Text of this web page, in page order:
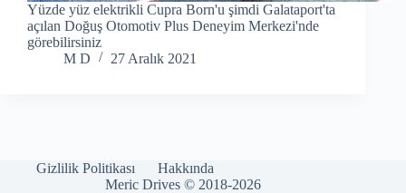
Yüzde yüz elektrikli Cupra Born'u şimdi Galataport'ta
açılan Doğuş Otomotiv Plus Deneyim Merkezi'nde
görebilirsiniz
M D
27 Aralık 2021
Gizlilik Politikası
Hakkında
Meric Drives © 2018-2026